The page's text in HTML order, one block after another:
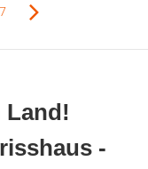
7
Land!
-